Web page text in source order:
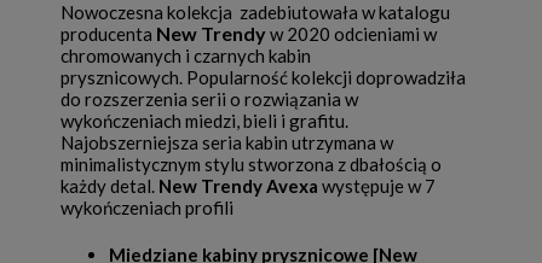
Nowoczesna kolekcja zadebiutowała w katalogu
producenta New Trendyw 2020 odcieniami w
chromowanych i czarnych kabin
prysznicowych. Popularność kolekcji doprowadziła
do rozszerzenia serii o rozwiązania w
wykończeniach miedzi, bieli i grafitu.
Najobszerniejsza seria kabin utrzymana w
minimalistycznym stylu stworzona z dbałością o
każdy detal. New Trendy Avexa występuje w 7
wykończeniach profili
Miedziane kabiny prysznicowe [New